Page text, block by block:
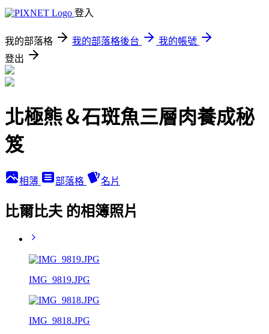
登入
我的部落格 我的部落格後台
我的帳號
登出
北極熊＆石斑魚三層肉養成秘
笈
相簿 部落格 名片
比爾比夫 的相簿照片
IMG_9819.JPG
IMG_9818.JPG